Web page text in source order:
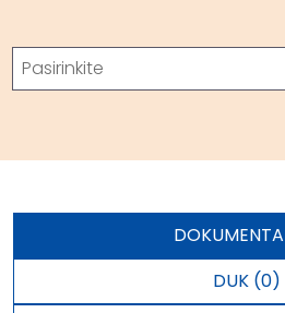
Paieška
Pasirinkite
DUK (0)